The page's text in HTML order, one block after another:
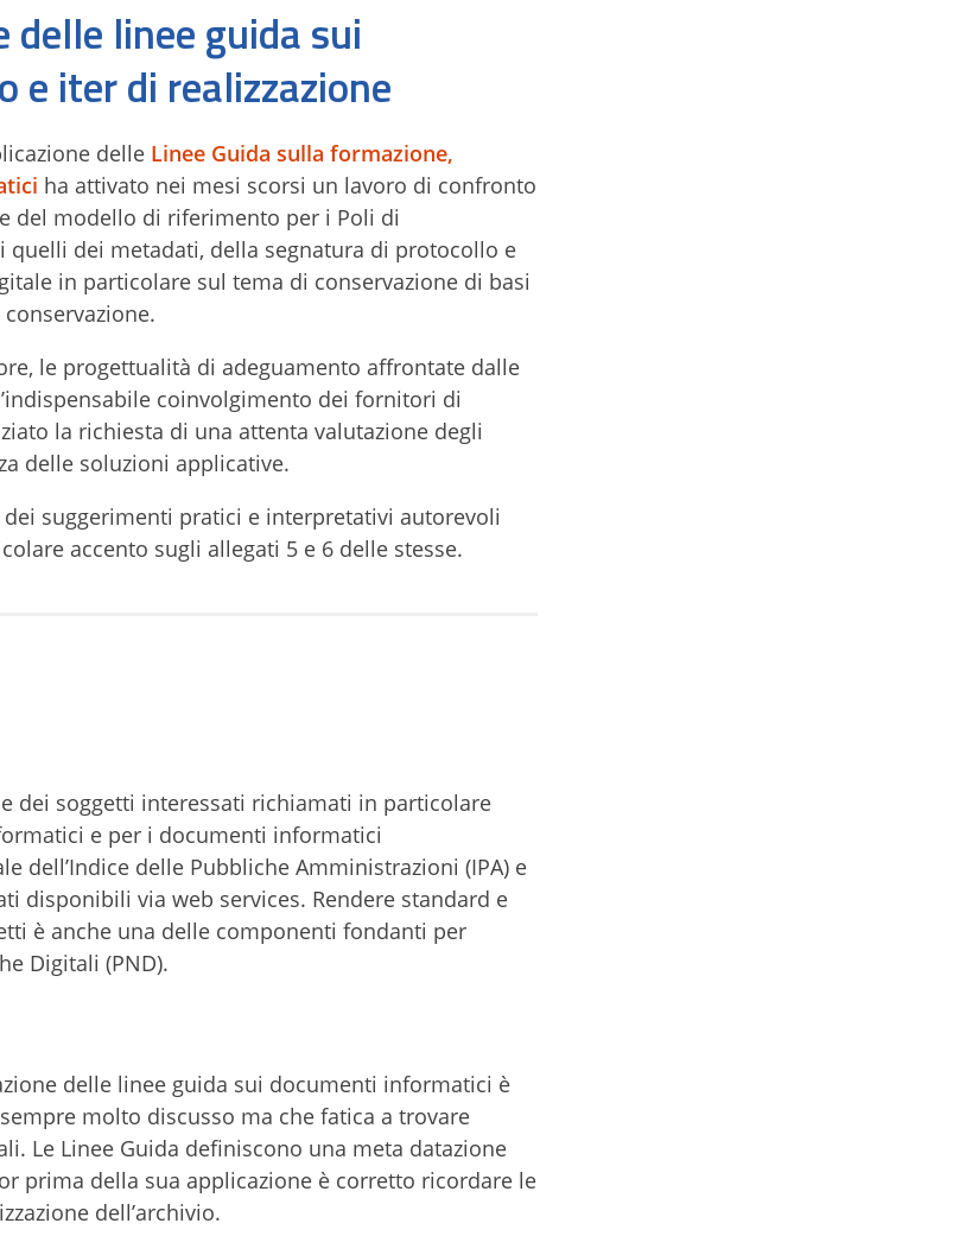
delle linee guida sui
iter di realizzazione
delle Linee Guida sulla formazione,
ha attivato nei mesi scorsi un lavoro di confronto
del modello di riferimento per i Poli di
dei metadati, della segnatura di protocollo e
in particolare sul tema di conservazione di basi
le progettualità di adeguamento affrontate dalle
coinvolgimento dei fornitori di
la richiesta di una attenta valutazione degli
delle soluzioni applicative.
suggerimenti pratici e interpretativi autorevoli
accento sugli allegati 5 e 6 delle stesse.
dei soggetti interessati richiamati in particolare
e per i documenti informatici
dell’Indice delle Pubbliche Amministrazioni (IPA) e
disponibili via web services. Rendere standard e
è anche una delle componenti fondanti per
Digitali (PND).
delle linee guida sui documenti informatici è
molto discusso ma che fatica a trovare
Le Linee Guida definiscono una meta datazione
prima della sua applicazione è corretto ricordare le
dell’archivio.